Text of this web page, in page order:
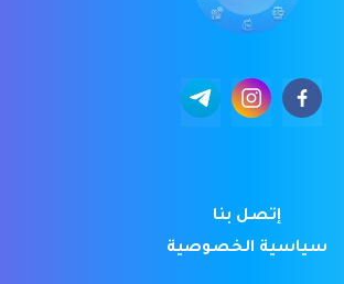
إتصل بنا
سياسية الخصوصية